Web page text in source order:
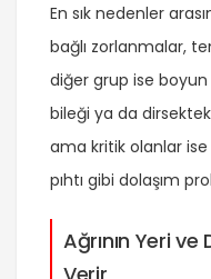
En sık nedenler
bağlı zorlanmalar,
diğer grup ise boyun
bileği ya da
ama kritik olanlar
pıhtı gibi dolaşım
Ağrının Yeri ve